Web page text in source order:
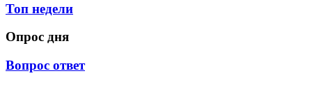
Топ недели
Опрос дня
Вопрос ответ